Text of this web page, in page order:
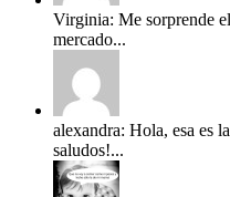
Virginia: Me sorprende
mercado...
alexandra: Hola, esa es
saludos!...